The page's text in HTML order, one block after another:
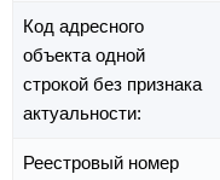
Код адресного
объекта одной
строкой без признака
актуальности:
Реестровый номер